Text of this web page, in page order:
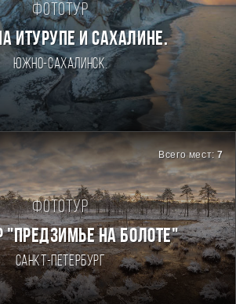
Фототур
Итурупе и Сахалине.
Южно-Сахалинск.
Всего мест:7
Фототур
"ПРЕДЗИМЬЕ НА БОЛОТЕ"
Санкт-Петербург